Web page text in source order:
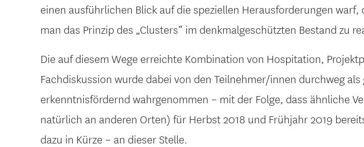
einen ausführlichen Blick auf die speziellen Herausforderungen warf,
man das Prinzip des „Clusters“ im denkmalgeschützten Bestand zu
Die auf diesem Wege erreichte Kombination von Hospitation,
Fachdiskussion wurde dabei von den Teilnehmer/innen durchweg
erkenntnisfördernd wahrgenommen – mit der Folge, dass ähnliche
natürlich an anderen Orten) für Herbst 2018 und Frühjahr 2019
dazu in Kürze – an dieser Stelle.